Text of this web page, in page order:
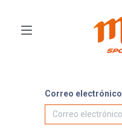
Correo electrónico